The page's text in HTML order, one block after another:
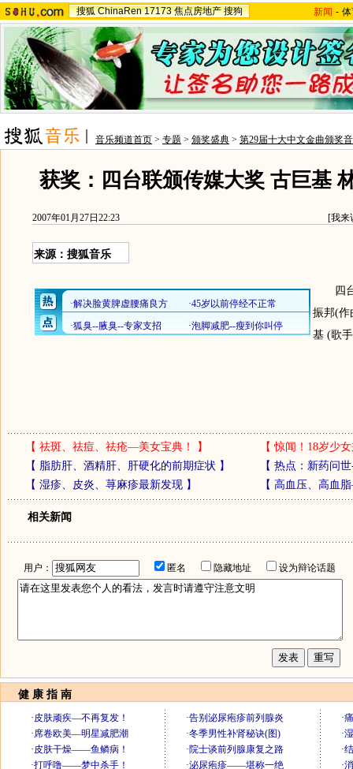
搜狐 ChinaRen 17173 焦点房地产 搜狗 新闻 -
音乐频道首页 > 专题 > 颁奖盛典 > 第29届十大中文金曲颁奖
获奖：四台联颁传媒大奖 古巨基
2007年01月27日22:23 [我来
来源：搜狐音乐
四台
振邦(作
基 (歌
【 祛斑、祛痘、祛疮—美女宝典！ 】 【惊闻！18岁少
【 脂肪肝、酒精肝、肝硬化的前期症状 】 【 热点：新药问
【 湿疹、皮炎、荨麻疹最新发现】 【 高血压、高血
相关新闻
用户： 匿名 隐藏地址 设为辩论话题
健 康 指 南